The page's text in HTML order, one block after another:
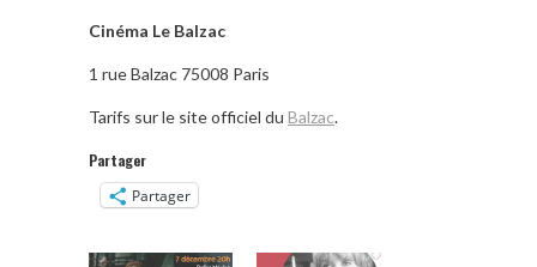
Cinéma Le Balzac
1 rue Balzac 75008 Paris
Tarifs sur le site officiel du Balzac.
Partager
Partager